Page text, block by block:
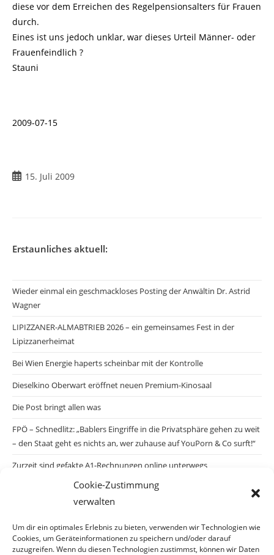
Cookie-Zustimmung
verwalten
Um dir ein optimales Erlebnis zu bieten, verwenden wir Technologien wie
Cookies, um Geräteinformationen zu speichern und/oder darauf
zuzugreifen. Wenn du diesen Technologien zustimmst, können wir Daten
diese vor dem Erreichen des Regelpensionsalters für Frauen
durch.
Eines ist uns jedoch unklar, war dieses Urteil Männer- oder
Frauenfeindlich ?
Stauni
2009-07-15
Beitrag15. Juli 2009
Erstaunliches aktuell:
Wieder einmal ein geschmackloses Posting der Anwältin Dr. Astrid
Wagner
LIPIZZANER-ALMABTRIEB 2026 – ein gemeinsames Fest in der
Lipizzanerheimat
Bei Wien Energie haperts scheinbar mit der Kontrolle
Dieselkino Oberwart eröffnet neuen Premium-Kinosaal
Die Post bringt allen was
FPÖ – Schnedlitz: „Bablers Eingriffe in die Privatsphäre gehen zu weit
– den Staat geht es nichts an, wer zuhause auf YouPorn & Co surft!“
Zurzeit sind gefakte A1-Rechnungen online unterwegs
Salzburgs Juden und ihre Sicherheit: „Erst nach einem Anschlag wäre
die Gefahr endlich konkret!“
Biologisches Wunder in Ceuta
Ein vermeintliches Abschiebemärchen